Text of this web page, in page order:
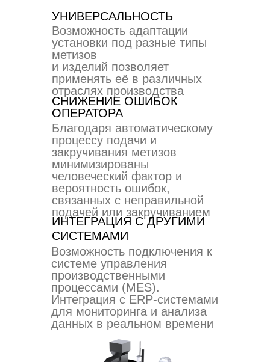
СНИЖЕНИЕ ОШИБОК
ОПЕРАТОРА
Благодаря автоматическому
процессу подачи и
закручивания метизов
минимизированы
человеческий фактор и
вероятность ошибок,
связанных с неправильной
подачей или закручиванием
УНИВЕРСАЛЬНОСТЬ
Возможность адаптации
установки под разные типы
метизов
и изделий позволяет
применять её в различных
отраслях производства
ИНТЕГРАЦИЯ С ДРУГИМИ
СИСТЕМАМИ
Возможность подключения к
системе управления
производственными
процессами (MES).
Интеграция с ERP-системами
для мониторинга и анализа
данных в реальном времени